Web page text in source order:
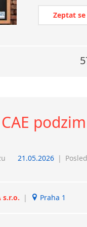
Zeptat
21.05.2026 |
s.r.o. | Praha 1